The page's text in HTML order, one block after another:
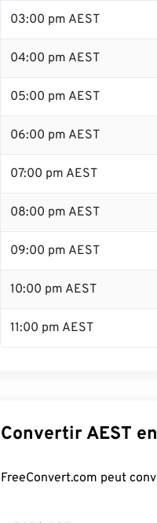
03:00 pm AEST
04:00 pm AEST
05:00 pm AEST
06:00 pm AEST
07:00 pm AEST
08:00 pm AEST
09:00 pm AEST
10:00 pm AEST
11:00 pm AEST
Convertir AEST
FreeConvert.com peut